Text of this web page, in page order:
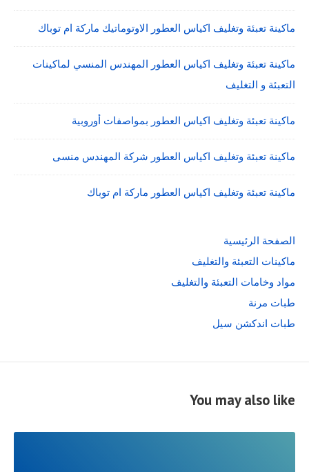
ماكينة تعبئة وتغليف اكياس العطور الاوتوماتيك ماركة ام توباك
ماكينة تعبئة وتغليف اكياس العطور المهندس المنسي لماكينات
التعبئة و التغليف
ماكينة تعبئة وتغليف اكياس العطور بمواصفات أوروبية
ماكينة تعبئة وتغليف اكياس العطور شركة المهندس منسى
ماكينة تعبئة وتغليف اكياس العطور ماركة ام توباك
الصفحة الرئيسية
ماكينات التعبئة والتغليف
مواد وخامات التعبئة والتغليف
طبات مرنة
طبات اندكشن سيل
You may also like